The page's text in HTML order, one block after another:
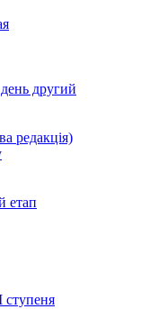
другий
редакція)
етап
ступеня